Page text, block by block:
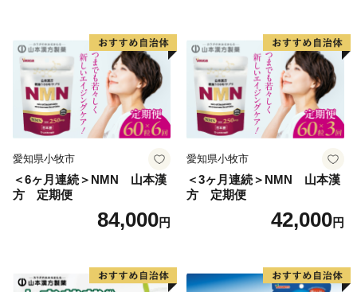
愛知県小牧市
＜6ヶ月連続＞NMN 山本漢
方 定期便
84,000円
愛知県小牧市
＜3ヶ月連続＞NMN 山本漢
方 定期便
42,000円